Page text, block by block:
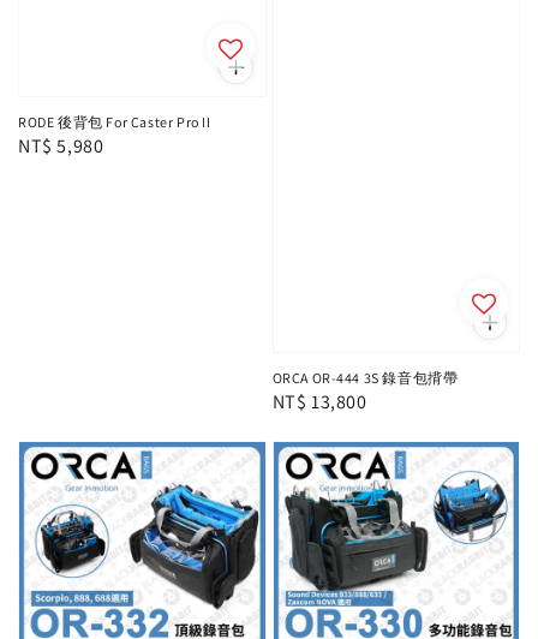
RODE 後背包 For Caster Pro II
Regular
NT$ 5,980
ORCA OR-444 3S 錄音包揹帶
Regular
NT$ 13,800